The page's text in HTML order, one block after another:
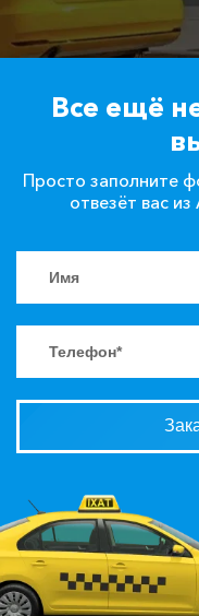
Все ещё
Просто заполните
отвезёт вас